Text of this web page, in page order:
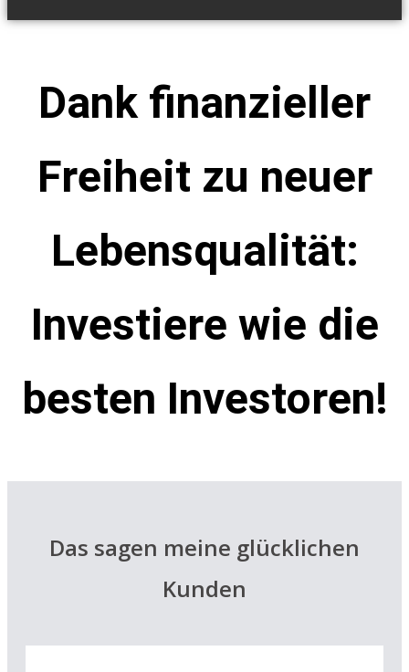
Dank finanzieller
Freiheit zu neuer
Lebensqualität:
Investiere wie die
besten Investoren!
Das sagen meine glücklichen
Kunden